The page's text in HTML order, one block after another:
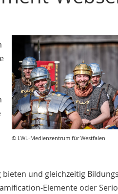
© LWL-Medienzentrum für Westfalen
und gleichzeitig
Elemente oder